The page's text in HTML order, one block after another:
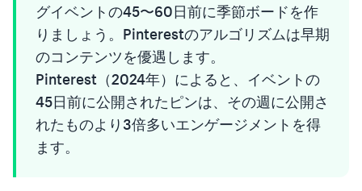
グイベントの45〜60日前に季節ボードを作
りましょう。Pinterestのアルゴリズムは早期
のコンテンツを優遇します。
Pinterest（2024年）によると、イベントの
45日前に公開されたピンは、その週に公開さ
れたものより3倍多いエンゲージメントを得
ます。